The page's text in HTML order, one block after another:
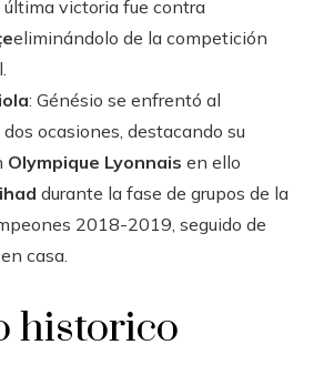
última victoria fue contra
eliminándolo de la competición
: Génésio se enfrentó al
ocasiones, destacando su
Olympique Lyonnais en ello
durante la fase de grupos de la
2018-2019, seguido de
casa.
historico